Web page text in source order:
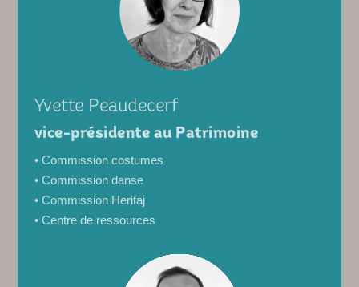
Yvette Peaudecerf
vice-présidente au Patrimoine
• Commission costumes
• Commission danse
• Commission Heritaj
• Centre de ressources